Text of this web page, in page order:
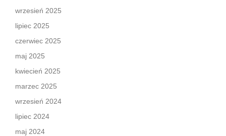
wrzesień 2025
lipiec 2025
czerwiec 2025
maj 2025
kwiecień 2025
marzec 2025
wrzesień 2024
lipiec 2024
maj 2024